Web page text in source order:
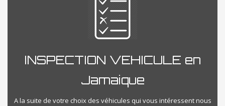
INSPECTION VEHICULE en
Jamaique
A la suite de votre choix des véhicules qui vous intéressent nous